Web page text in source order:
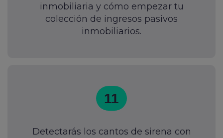
inmobiliaria y cómo empezar tu
colección de ingresos pasivos
inmobiliarios.
11
Detectarás los cantos de sirena con